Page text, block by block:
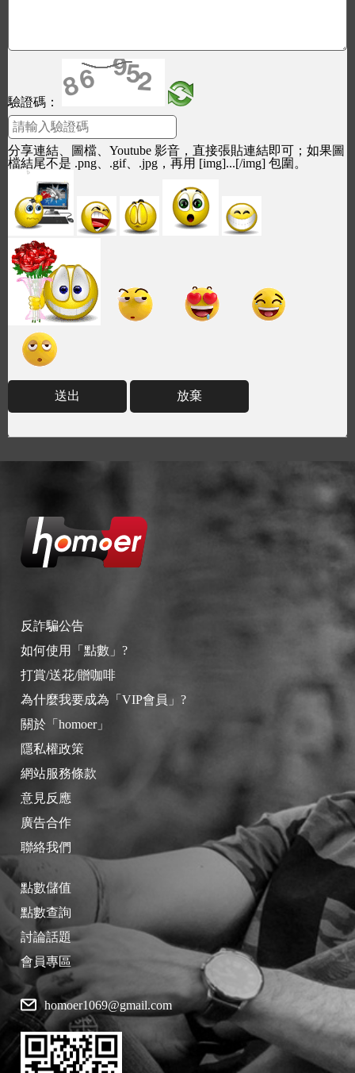
驗證碼：
分享連結、圖檔、Youtube 影音，直接張貼連結即可；如果圖
檔結尾不是 .png、.gif、.jpg，再用 [img]...[/img] 包圍。
送出 放棄
反詐騙公告
如何使用「點數」?
打賞/送花/贈咖啡
為什麼我要成為「VIP會員」?
關於「homoer」
隱私權政策
網站服務條款
意見反應
廣告合作
聯絡我們
點數儲值
點數查詢
討論話題
會員專區
homoer1069@gmail.com